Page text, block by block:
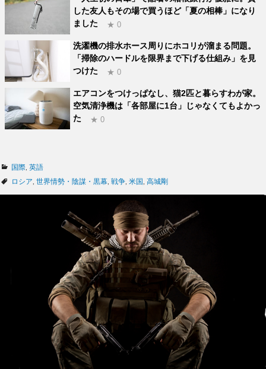
した友人もその場で買うほど「夏の相棒」になり
ました
★ 0
洗濯機の排水ホース周りにホコリが溜まる問題。
「掃除のハードルを限界まで下げる仕組み」を見
つけた
★ 0
エアコンをつけっぱなし、猫2匹と暮らすわが家。
空気清浄機は「各部屋に1台」じゃなくてもよかっ
た
★ 0
カ
テ
国際 英語
タ
ロシア 世界情勢・陰謀・黒幕 戦争 米国 高城剛